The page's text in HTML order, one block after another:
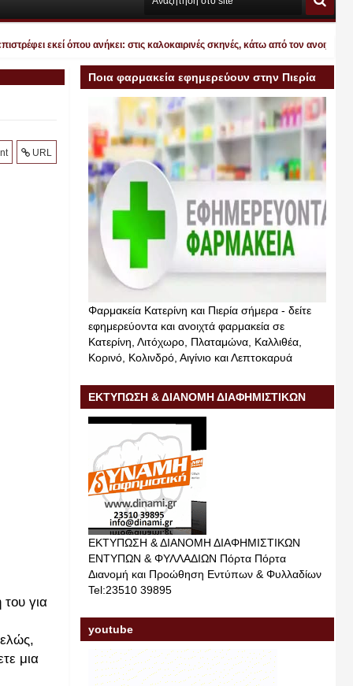
εκεί όπου ανήκει: στις καλοκαιρινές σκηνές, κάτω από τον ανοιχτό
URL
για
μια
Ποια φαρμακεία εφημερεύουν στην Πιερία
σήμερα
Φαρμακεία Κατερίνη και Πιερία σήμερα - δείτε
εφημερεύοντα και ανοιχτά φαρμακεία σε
Κατερίνη, Λιτόχωρο, Πλαταμώνα, Καλλιθέα,
Κορινό, Κολινδρό, Αιγίνιο και Λεπτοκαρυά
ΕΚΤΥΠΩΣΗ & ΔΙΑΝΟΜΗ ΔΙΑΦΗΜΙΣΤΙΚΩΝ
ΕΝΤΥΠΩΝ & ΦΥΛΛΑΔΙΩΝ
ΕΚΤΥΠΩΣΗ & ΔΙΑΝΟΜΗ ΔΙΑΦΗΜΙΣΤΙΚΩΝ
ΕΝΤΥΠΩΝ & ΦΥΛΛΑΔΙΩΝ Πόρτα Πόρτα
Διανομή και Προώθηση Εντύπων & Φυλλαδίων
Tel:23510 39895
youtube